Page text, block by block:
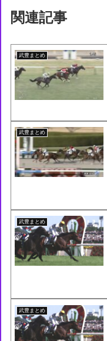
関連記事
武豊まとめ
武豊まとめ
武豊まとめ
武豊まとめ